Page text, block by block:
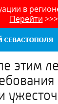
в
Перейти >>>
этим